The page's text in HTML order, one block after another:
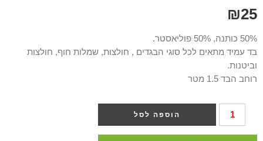
₪25
50% כותנה, 50% פוליאסטר.
בד עמיד מתאים לכל סוגי הבגדים , חולצות, שמלות חוף, חולצות
וביטנות.
רוחב הבד 1.5 מטר
הוספה לסל